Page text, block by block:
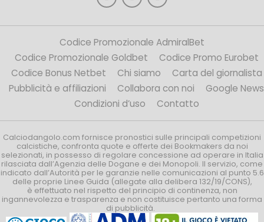
Codice Promozionale AdmiralBet
Codice Promozionale Goldbet
Codice Promo Eurobet
Codice Bonus Netbet
Chi siamo
Carta del giornalista
Pubblicità e affiliazioni
Collabora con noi
Google News
Condizioni d’uso
Contatto
Calciodangolo.com fornisce pronostici sulle principali competizioni
calcistiche, confronta quote e offerte dei Bookmakers da noi
selezionati, in possesso di regolare concessione ad operare in Italia
rilasciata dall’Agenzia delle Dogane e dei Monopoli. Il servizio, come
indicato dall’Autorità per le garanzie nelle comunicazioni al punto 5.6
delle proprie Linee Guida (allegate alla delibera 132/19/CONS),
è effettuato nel rispetto del principio di continenza, non
ingannevolezza e trasparenza e non costituisce pertanto una forma
di pubblicità.